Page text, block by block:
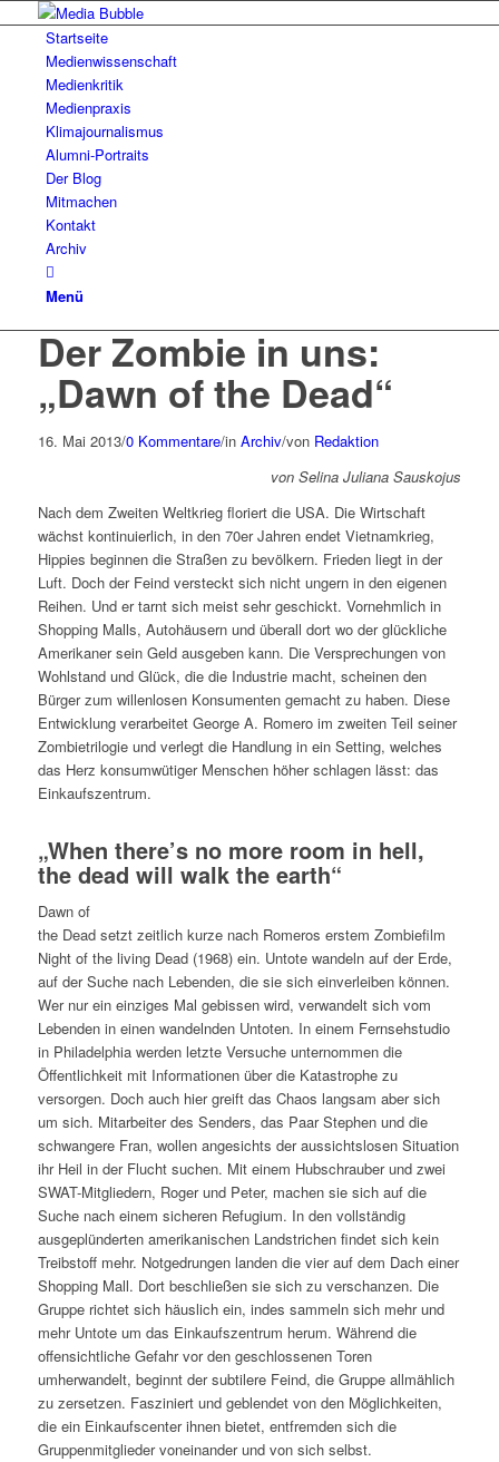
Startseite
Medienwissenschaft
Medienkritik
Medienpraxis
Klimajournalismus
Alumni-Portraits
Der Blog
Mitmachen
Kontakt
Archiv
Menü
Der Zombie in uns:
„Dawn of the Dead“
16. Mai 2013/0 Kommentare/in Archiv/von Redaktion
von Selina Juliana Sauskojus
Nach dem Zweiten Weltkrieg floriert die USA. Die Wirtschaft
wächst kontinuierlich, in den 70er Jahren endet Vietnamkrieg,
Hippies beginnen die Straßen zu bevölkern. Frieden liegt in der
Luft. Doch der Feind versteckt sich nicht ungern in den eigenen
Reihen. Und er tarnt sich meist sehr geschickt. Vornehmlich in
Shopping Malls, Autohäusern und überall dort wo der glückliche
Amerikaner sein Geld ausgeben kann. Die Versprechungen von
Wohlstand und Glück, die die Industrie macht, scheinen den
Bürger zum willenlosen Konsumenten gemacht zu haben. Diese
Entwicklung verarbeitet George A. Romero im zweiten Teil seiner
Zombietrilogie und verlegt die Handlung in ein Setting, welches
das Herz konsumwütiger Menschen höher schlagen lässt: das
Einkaufszentrum.
„When there’s no more room in hell,
the dead will walk the earth“
Dawn of
the Dead setzt zeitlich kurze nach Romeros erstem Zombiefilm
Night of the living Dead (1968) ein. Untote wandeln auf der Erde,
auf der Suche nach Lebenden, die sie sich einverleiben können.
Wer nur ein einziges Mal gebissen wird, verwandelt sich vom
Lebenden in einen wandelnden Untoten. In einem Fernsehstudio
in Philadelphia werden letzte Versuche unternommen die
Öffentlichkeit mit Informationen über die Katastrophe zu
versorgen. Doch auch hier greift das Chaos langsam aber sich
um sich. Mitarbeiter des Senders, das Paar Stephen und die
schwangere Fran, wollen angesichts der aussichtslosen Situation
ihr Heil in der Flucht suchen. Mit einem Hubschrauber und zwei
SWAT-Mitgliedern, Roger und Peter, machen sie sich auf die
Suche nach einem sicheren Refugium. In den vollständig
ausgeplünderten amerikanischen Landstrichen findet sich kein
Treibstoff mehr. Notgedrungen landen die vier auf dem Dach einer
Shopping Mall. Dort beschließen sie sich zu verschanzen. Die
Gruppe richtet sich häuslich ein, indes sammeln sich mehr und
mehr Untote um das Einkaufszentrum herum. Während die
offensichtliche Gefahr vor den geschlossenen Toren
umherwandelt, beginnt der subtilere Feind, die Gruppe allmählich
zu zersetzen. Fasziniert und geblendet von den Möglichkeiten,
die ein Einkaufscenter ihnen bietet, entfremden sich die
Gruppenmitglieder voneinander und von sich selbst.